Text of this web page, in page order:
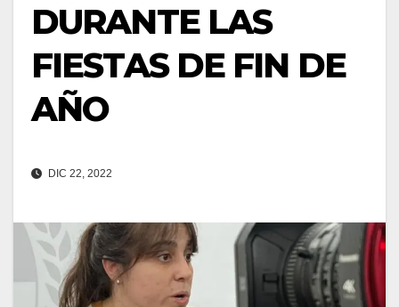
DURANTE LAS
FIESTAS DE FIN DE
AÑO
DIC 22, 2022